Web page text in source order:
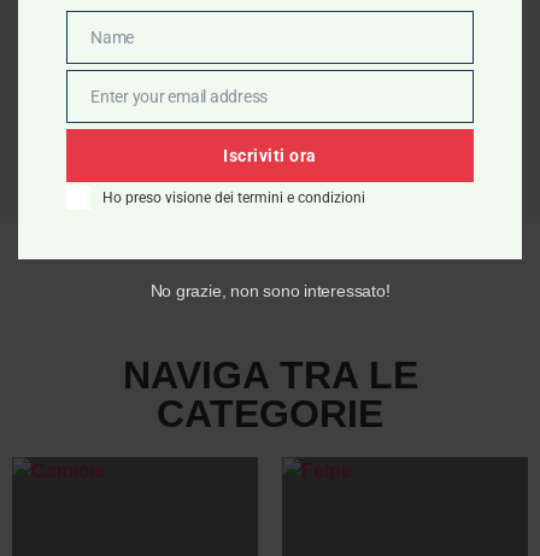
NAVIGA TRA LE
CATEGORIE
Name
Name
Email
Enter your email address
Iscriviti ora
Ho preso visione dei termini e condizioni
No grazie, non sono interessato!